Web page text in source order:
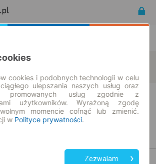
Szlachecki
Szlachecki
cookies i podobnych technologii w celu
ulepszania naszych usług oraz
promowanych usług zgodnie z
użytkowników. Wyrażoną zgodę
momencie cofnąć lub zmienić.
w Polityce prywatności.
Zezwalam